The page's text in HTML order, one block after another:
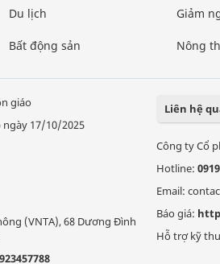
Du lịch
Bất động sản
Giảm
Nông
giáo
ngày 17/10/2025
(VNTA), 68 Dương Đình
Liên hệ
Công ty Cổ
Hotline:
Email:
Báo giá:
Hỗ trợ kỹ